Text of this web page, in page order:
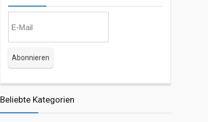
Beliebte Kategorien